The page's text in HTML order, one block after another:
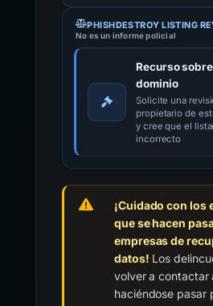
PHISHDESTROY LISTING
No es un informe policial
Recurso
dominio
Solicite una
propietario de
y cree que el
incorrecto
¡Cuidado con los
que se hacen
empresas de
datos! Los
volver a contactar
haciéndose pasar